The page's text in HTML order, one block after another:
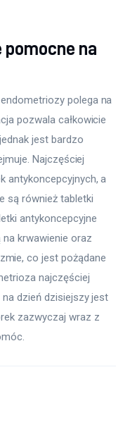
na
polega na
pozwala całkowicie
jest bardzo
Najczęściej
antykoncepcyjnych, a
są również tabletki
antykoncepcyjne
na krwawienie oraz
co jest pożądane
najczęściej
dzień dzisiejszy jest
zazwyczaj wraz z